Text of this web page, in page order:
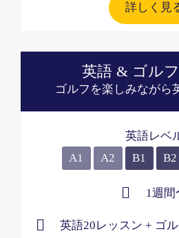
詳しく見
英語 & ゴル
ゴルフを楽しみながら
英語レベ
A1
A2 B1 B2
1週間
英語20レッスン+ ゴ